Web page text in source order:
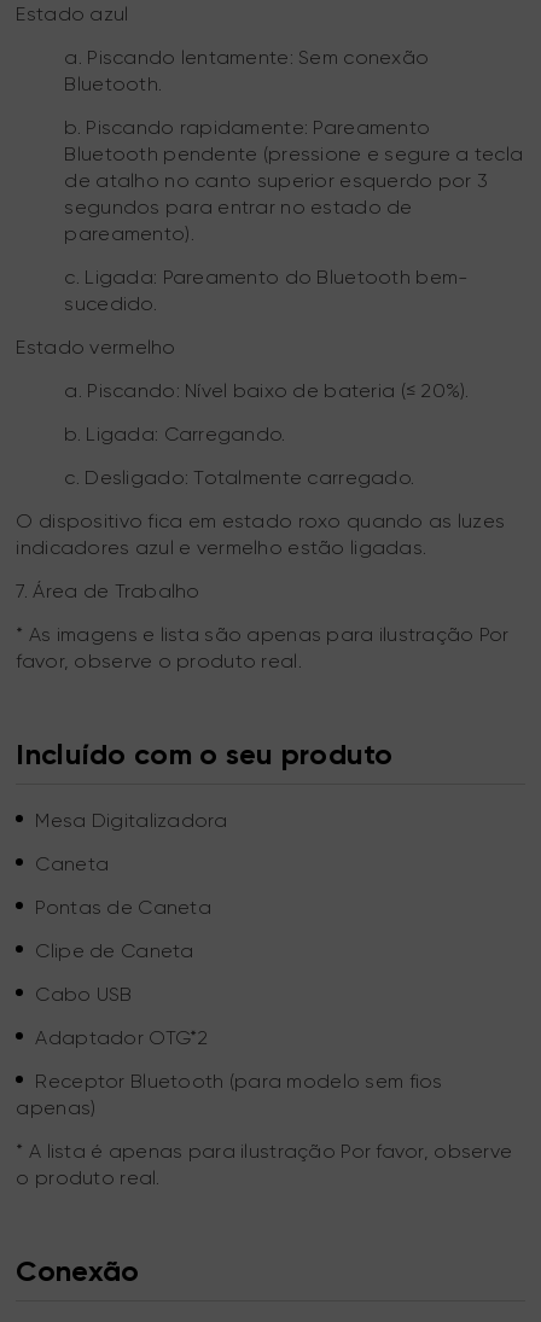
Estado azul
a. Piscando lentamente: Sem conexão
Bluetooth.
b. Piscando rapidamente: Pareamento
Bluetooth pendente (pressione e segure a tecla
de atalho no canto superior esquerdo por 3
segundos para entrar no estado de
pareamento).
c. Ligada: Pareamento do Bluetooth bem-
sucedido.
Estado vermelho
a. Piscando: Nível baixo de bateria (≤ 20%).
b. Ligada: Carregando.
c. Desligado: Totalmente carregado.
O dispositivo fica em estado roxo quando as luzes
indicadores azul e vermelho estão ligadas.
7. Área de Trabalho
* As imagens e lista são apenas para ilustração Por
favor, observe o produto real.
Incluído com o seu produto
Mesa Digitalizadora
Caneta
Pontas de Caneta
Clipe de Caneta
Cabo USB
Adaptador OTG*2
Receptor Bluetooth (para modelo sem fios
apenas)
* A lista é apenas para ilustração Por favor, observe
o produto real.
Conexão